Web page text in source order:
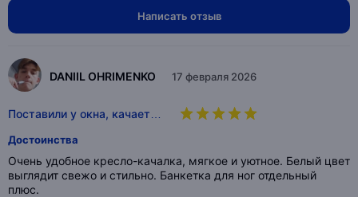
Написать отзыв
DANIIL OHRIMENKO 17 февраля 2026
Поставили у окна, качает…
Достоинства
Очень удобное кресло-качалка, мягкое и уютное. Белый цвет
выглядит свежо и стильно. Банкетка для ног отдельный
плюс.